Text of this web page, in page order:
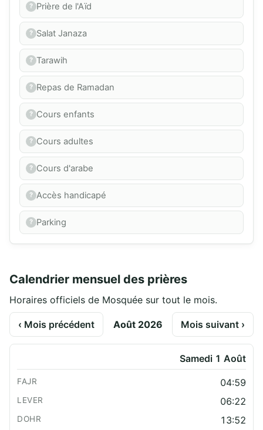
Prière de l'Aïd
Salat Janaza
Tarawih
Repas de Ramadan
Cours enfants
Cours adultes
Cours d'arabe
Accès handicapé
Parking
Calendrier mensuel des prières
Horaires officiels de Mosquée sur tout le mois.
‹ Mois précédent Août 2026 Mois suivant ›
Samedi 1 Août
04:59
06:22
13:52